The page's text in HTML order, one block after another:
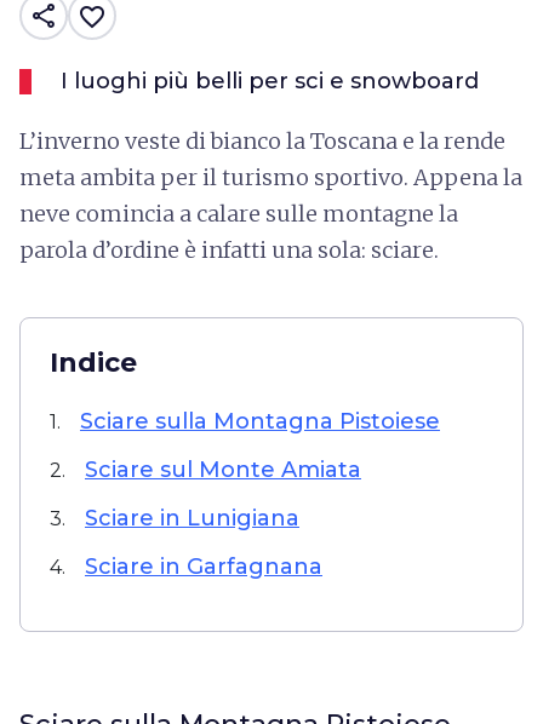
share favorite_border
I luoghi più belli per sci e snowboard
L’inverno veste di bianco la Toscana e la rende
meta ambita per il turismo sportivo. Appena la
neve comincia a calare sulle montagne la
parola d’ordine è infatti una sola: sciare.
Indice
1. Sciare sulla Montagna Pistoiese
2. Sciare sul Monte Amiata
3. Sciare in Lunigiana
4. Sciare in Garfagnana